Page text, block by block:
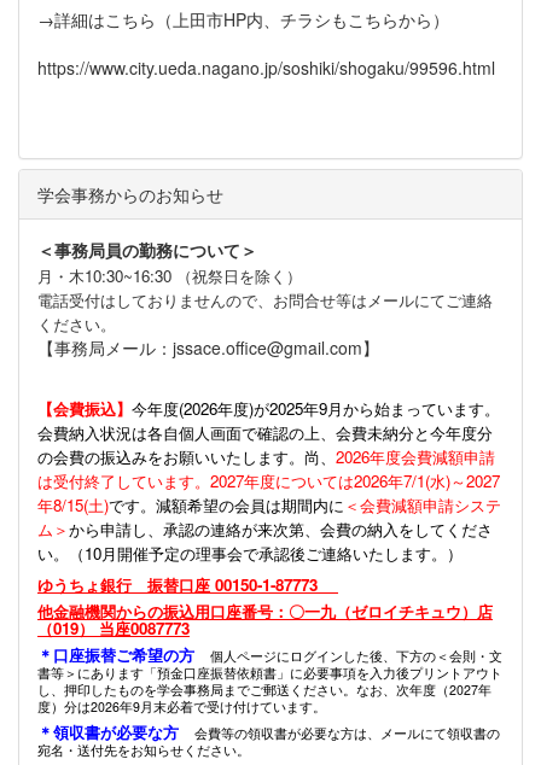
→詳細はこちら（上田市HP内、チラシもこちらから）
https://www.city.ueda.nagano.jp/soshiki/shogaku/99596.html
学会事務からのお知らせ
＜事務局員の勤務について＞
月・木10:30~16:30 （祝祭日を除く）
電話受付はしておりませんので、お問合せ等はメールにてご連絡
ください。
【事務局メール：jssace.office@gmail.com】
【会費振込】 今年度(2026年度)が2025年9月から始まっています。
会費納入状況は各自個人画面で確認の上、会費未納分と今年度分
の会費の振込みをお願いいたします。尚、 2026年度会費減額申請
は受付終了しています。2027年度については2026年7/1(水)～2027
年8/15(土)です。減額希望の会員は期間内に ＜会費減額申請システ
ム＞から申請し、承認の連絡が来次第、会費の納入をしてくださ
い。（10月開催予定の理事会で承認後ご連絡いたします。）
ゆうちょ銀行 振替口座 00150-1-87773
他金融機関からの振込用口座番号：〇一九（ゼロイチキュウ）店
（019） 当座0087773
＊口座振替ご希望の方
個人ページにログインした後、下方の＜会則・文
書等＞にあります「預金口座振替依頼書」に必要事項を入力後プリントアウト
し、押印したものを学会事務局までご郵送ください。なお、次年度（2027年
度）分は2026年9月末必着で受け付けています。
＊領収書が必要な方
会費等の領収書が必要な方は、メールにて領収書の
宛名・送付先をお知らせください。